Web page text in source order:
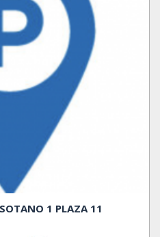
1 PLAZA 11